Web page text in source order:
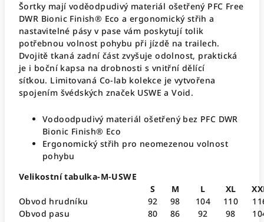
Šortky mají voděodpudivý materiál ošetřený PFC Free
DWR Bionic Finish® Eco a ergonomický střih a
nastavitelné pásy v pase vám poskytují tolik
potřebnou volnost pohybu při jízdě na trailech.
Dvojitě tkaná zadní část zvyšuje odolnost, praktická
je i boční kapsa na drobnosti s vnitřní dělící
síťkou. Limitovaná Co-lab kolekce je vytvořena
spojením švédských značek USWE a Void.
Vodoodpudivý materiál ošetřený bez PFC DWR
Bionic Finish® Eco
Ergonomický střih pro neomezenou volnost
pohybu
Velikostní tabulka-M-USWE
S
M L XL
Obvod hrudníku
92 98 104 110
Obvod pasu
80 86 92 98